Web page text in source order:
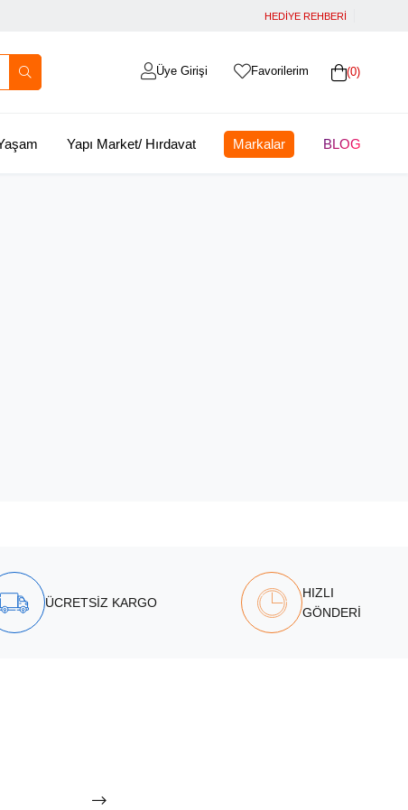
HEDİYE REHBERİ
0
Favorilerim
Üye Girişi
Yapı Market/ Hırdavat Markalar BLOG
ÜCRETSİZ KARGO
HIZLI
GÖNDERİ